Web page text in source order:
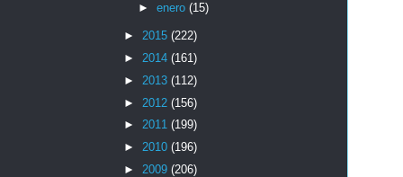
► enero (15)
► 2015 (222)
► 2014 (161)
► 2013 (112)
► 2012 (156)
► 2011 (199)
► 2010 (196)
► 2009 (206)